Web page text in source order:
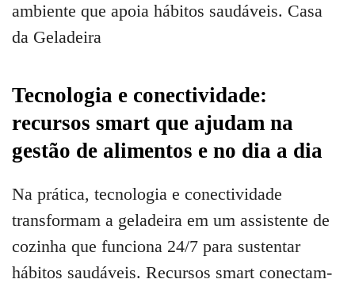
ambiente que apoia hábitos saudáveis. Casa
da Geladeira
Tecnologia e conectividade:
recursos smart que ajudam na
gestão de alimentos e no dia a dia
Na prática, tecnologia e conectividade
transformam a geladeira em um assistente de
cozinha que funciona 24/7 para sustentar
hábitos saudáveis. Recursos smart conectam-